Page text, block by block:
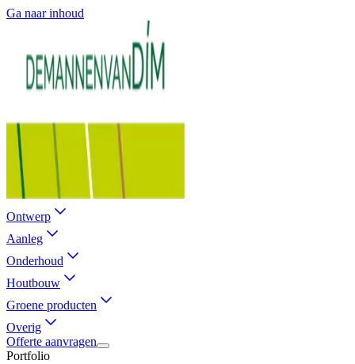
Ga naar inhoud
Ontwerp
Aanleg
Onderhoud
Houtbouw
Groene producten
Overig
Offerte aanvragen
Portfolio